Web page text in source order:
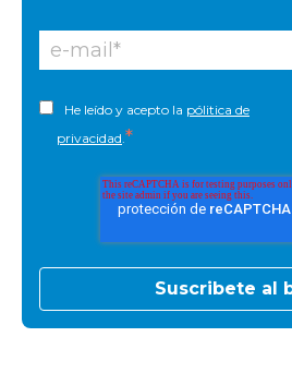
He leído y acepto la pólitica de
privacidad *